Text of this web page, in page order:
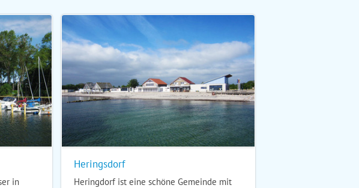
in
Heringsdorf
Heringdorf ist eine schöne Gemeinde mit